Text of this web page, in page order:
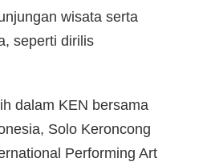
wisata serta
seperti dirilis
dalam KEN bersama
Solo Keroncong
Performing Art